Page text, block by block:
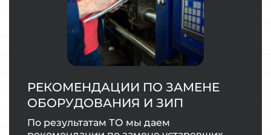
РЕКОМЕНДАЦИИ ПО ЗАМЕНЕ
ОБОРУДОВАНИЯ И ЗИП
По результатам ТО мы даем